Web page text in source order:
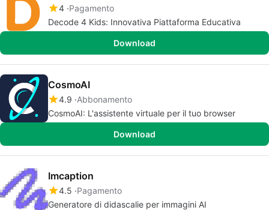
4 Pagamento
Decode 4 Kids: Innovativa Piattaforma Educativa
Download
CosmoAI
4.9 Abbonamento
CosmoAI: L'assistente virtuale per il tuo browser
Download
Imcaption
4.5 Pagamento
Generatore di didascalie per immagini AI